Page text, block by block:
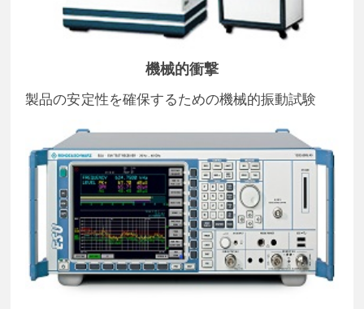
機械的衝撃
製品の安定性を確保するための機械的振動試験